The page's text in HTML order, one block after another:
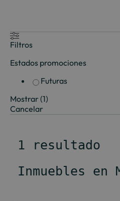
Filtros
Estados promociones
Futuras
Mostrar (1)
Cancelar
1 resultado
Inmuebles en